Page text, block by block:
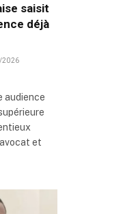
saisit
déjà
2026
audience
et